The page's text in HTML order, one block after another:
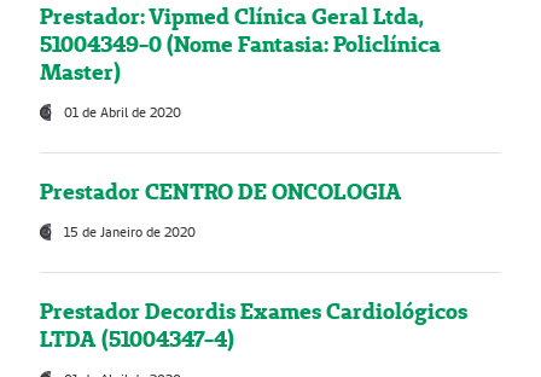
Prestador: Vipmed Clínica Geral Ltda,
51004349-0 (Nome Fantasia: Policlínica
Master)
01 de Abril de 2020
Prestador CENTRO DE ONCOLOGIA
15 de Janeiro de 2020
Prestador Decordis Exames Cardiológicos
LTDA (51004347-4)